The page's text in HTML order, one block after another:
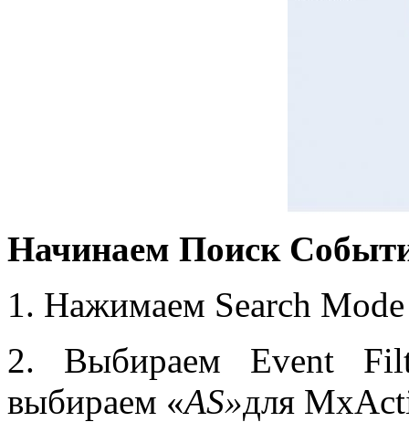
Начинаем Поиск
1. Нажимаем Search
2. Выбираем Event
выбираем «AS»для